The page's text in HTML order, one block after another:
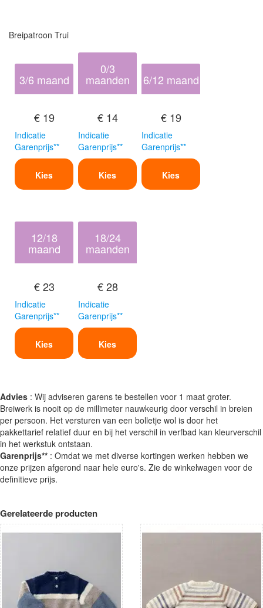
Breipatroon Trui
3/6 maand
€ 19
Indicatie
Garenprijs**
Kies
0/3
maanden
€ 14
Indicatie
Garenprijs**
Kies
6/12 maand
€ 19
Indicatie
Garenprijs**
Kies
12/18
maand
€ 23
Indicatie
Garenprijs**
Kies
18/24
maanden
€ 28
Indicatie
Garenprijs**
Kies
Advies : Wij adviseren garens te bestellen voor 1 maat groter.
Breiwerk is nooit op de millimeter nauwkeurig door verschil in breien
per persoon. Het versturen van een bolletje wol is door het
pakkettarief relatief duur en bij het verschil in verfbad kan kleurverschil
in het werkstuk ontstaan.
Garenprijs** : Omdat we met diverse kortingen werken hebben we
onze prijzen afgerond naar hele euro's. Zie de winkelwagen voor de
definitieve prijs.
Gerelateerde producten